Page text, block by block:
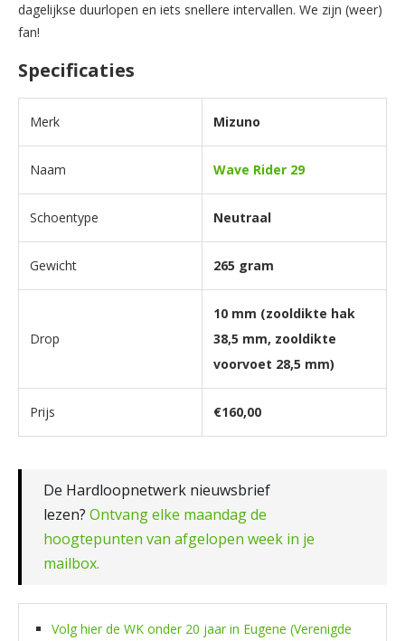
dagelijkse duurlopen en iets snellere intervallen. We zijn (weer)
fan!
Specificaties
Merk Mizuno
Naam Wave Rider 29
Schoentype Neutraal
Gewicht 265 gram
Drop
10 mm (zooldikte hak
38,5 mm, zooldikte
voorvoet 28,5 mm)
Prijs €160,00
De Hardloopnetwerk nieuwsbrief
lezen? Ontvang elke maandag de
hoogtepunten van afgelopen week in je
mailbox.
Volg hier de WK onder 20 jaar in Eugene (Verenigde